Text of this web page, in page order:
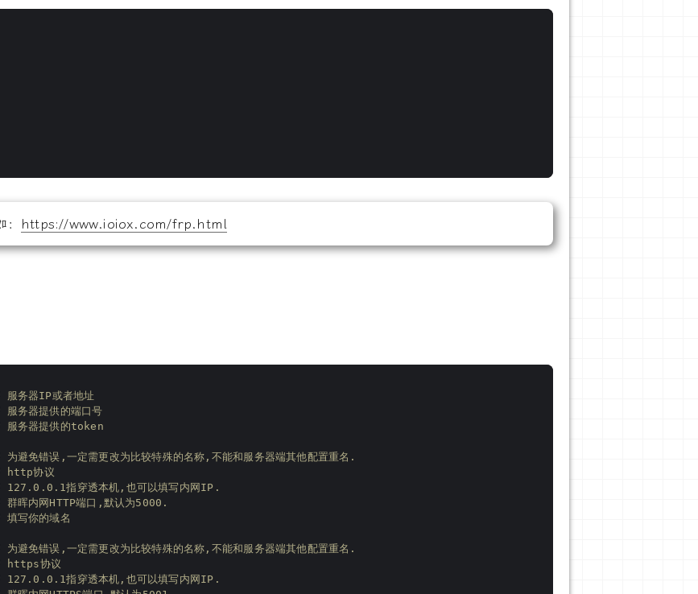
https://www.ioiox.com/frp.html
服务器IP或者地址
服务器提供的端口号
服务器提供的token
为避免错误,一定需更改为比较特殊的名称,不能和服务器端其他配置重名.
http协议
127.0.0.1指穿透本机,也可以填写内网IP.
群晖内网HTTP端口,默认为5000.
填写你的域名
为避免错误,一定需更改为比较特殊的名称,不能和服务器端其他配置重名.
https协议
127.0.0.1指穿透本机,也可以填写内网IP.